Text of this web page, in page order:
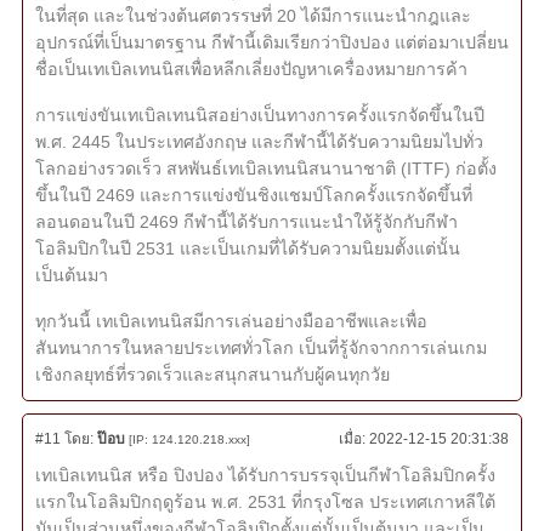
ในที่สุด และในช่วงต้นศตวรรษที่ 20 ได้มีการแนะนำกฎและ
อุปกรณ์ที่เป็นมาตรฐาน กีฬานี้เดิมเรียกว่าปิงปอง แต่ต่อมาเปลี่ยน
ชื่อเป็นเทเบิลเทนนิสเพื่อหลีกเลี่ยงปัญหาเครื่องหมายการค้า
การแข่งขันเทเบิลเทนนิสอย่างเป็นทางการครั้งแรกจัดขึ้นในปี
พ.ศ. 2445 ในประเทศอังกฤษ และกีฬานี้ได้รับความนิยมไปทั่ว
โลกอย่างรวดเร็ว สหพันธ์เทเบิลเทนนิสนานาชาติ (ITTF) ก่อตั้ง
ขึ้นในปี 2469 และการแข่งขันชิงแชมป์โลกครั้งแรกจัดขึ้นที่
ลอนดอนในปี 2469 กีฬานี้ได้รับการแนะนำให้รู้จักกับกีฬา
โอลิมปิกในปี 2531 และเป็นเกมที่ได้รับความนิยมตั้งแต่นั้น
เป็นต้นมา
ทุกวันนี้ เทเบิลเทนนิสมีการเล่นอย่างมืออาชีพและเพื่อ
สันทนาการในหลายประเทศทั่วโลก เป็นที่รู้จักจากการเล่นเกม
เชิงกลยุทธ์ที่รวดเร็วและสนุกสนานกับผู้คนทุกวัย
#11 โดย: ป๊อบ [IP: 124.120.218.xxx] เมื่อ:2022-12-15 20:31:38
เทเบิลเทนนิส หรือ ปิงปอง ได้รับการบรรจุเป็นกีฬาโอลิมปิกครั้ง
แรกในโอลิมปิกฤดูร้อน พ.ศ. 2531 ที่กรุงโซล ประเทศเกาหลีใต้